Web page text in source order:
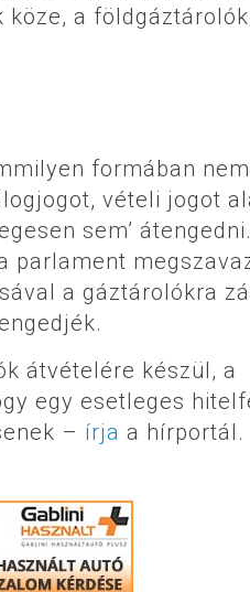
a
formában
vételi jogot
sem’
parlament
a gáztárolókra
átvételére készül, a
egy esetleges
– írja a hírportál.